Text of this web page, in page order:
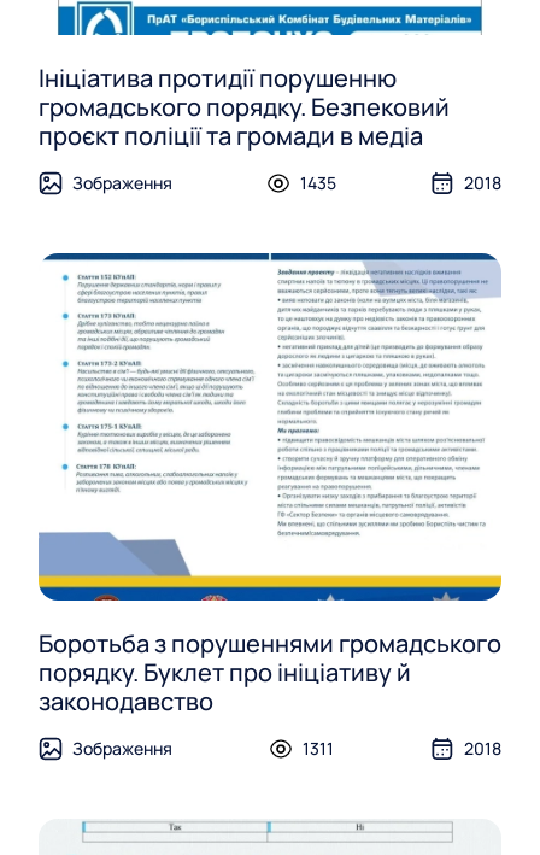
Ініціатива протидії порушенню
громадського порядку. Безпековий
проєкт поліції та громади в медіа
Зображення 1435 2018
Боротьба з порушеннями громадського
порядку. Буклет про ініціативу й
законодавство
Зображення 1311 2018